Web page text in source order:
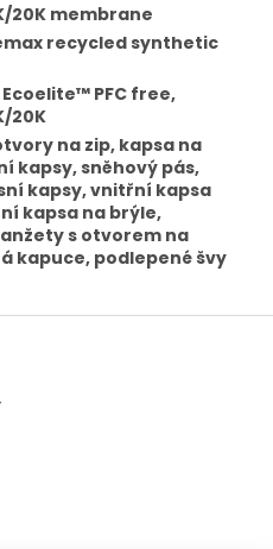
20K membrane
recycled synthetic
PFC free,
20K
na zip, kapsa na
kapsy, sněhový pás,
kapsy, vnitřní kapsa
kapsa na brýle,
s otvorem na
kapuce, podlepené švy